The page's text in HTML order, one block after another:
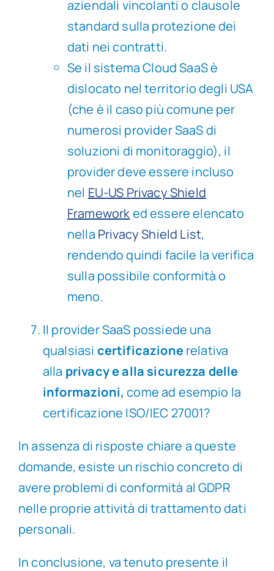
aziendali vincolanti o clausole
standard sulla protezione dei
dati nei contratti.
Se il sistema Cloud SaaS è
dislocato nel territorio degli USA
(che è il caso più comune per
numerosi provider SaaS di
soluzioni di monitoraggio), il
provider deve essere incluso
nel EU-US Privacy Shield
Frameworked essere elencato
nella Privacy Shield List,
rendendo quindi facile la verifica
sulla possibile conformità o
meno.
Il provider SaaS possiede una
qualsiasi certificazionerelativa
alla privacy e alla sicurezza delle
informazioni, come ad esempio la
certificazione ISO/IEC 27001?
In assenza di risposte chiare a queste
domande, esiste un rischio concreto di
avere problemi di conformità al GDPR
nelle proprie attività di trattamento dati
personali.
In conclusione, va tenuto presente il